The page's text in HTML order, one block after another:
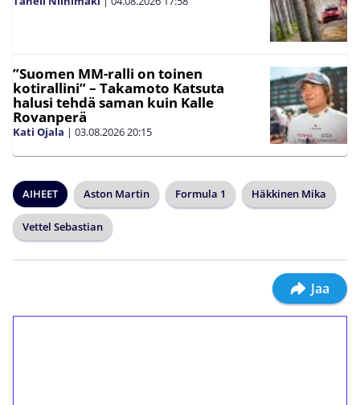
”Suomen MM-ralli on toinen
kotirallini” – Takamoto Katsuta
halusi tehdä saman kuin Kalle
Rovanperä
Kati Ojala | 03.08.202620:15
AIHEET Aston Martin Formula 1 Häkkinen Mika
Vettel Sebastian
Jaa